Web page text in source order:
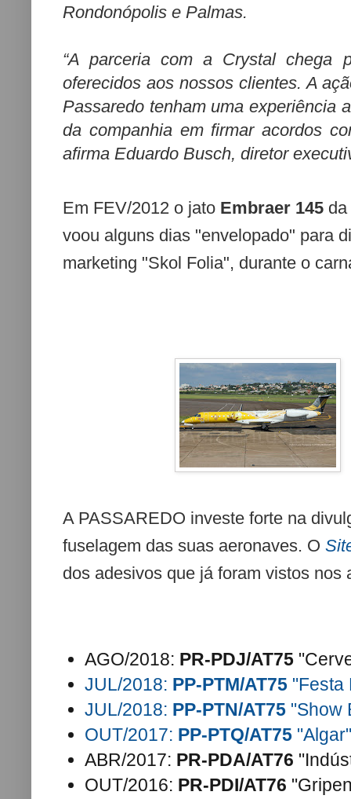
Rondonópolis e Palmas.
“A parceria com a Crystal chega
oferecidos aos nossos clientes. A
Passaredo tenham uma experiência
da companhia em firmar acordos
afirma Eduardo Busch, diretor
Em FEV/2012 o jato Embraer 145
voou alguns dias "envelopado" para
marketing "Skol Folia", durante o
A PASSAREDO investe forte na
fuselagem das suas aeronaves. O
dos adesivos que já foram vistos nos
AGO/2018: PR-PDJ/AT75
JUL/2018: PP-PTM/AT75 "Festa
JUL/2018: PP-PTN/AT75 "Show
OUT/2017: PP-PTQ/AT75 "Algar"
ABR/2017: PR-PDA/AT76
OUT/2016: PR-PDI/AT76